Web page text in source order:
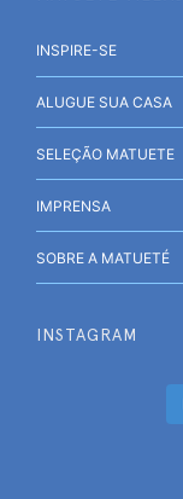
INSPIRE-SE
ALUGUE SUA CASA
SELEÇÃO MATUETE
IMPRENSA
SOBRE A MATUETÉ
INSTAGRAM